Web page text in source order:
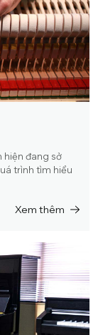
hiện đang sở
trình tìm hiểu
Xem thêm